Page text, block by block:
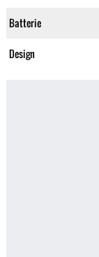
Batterie
Design